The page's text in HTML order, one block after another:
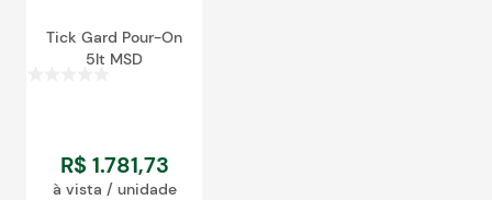
Tick Gard Pour-On
5lt MSD
R$ 1.781,73
à vista / unidade